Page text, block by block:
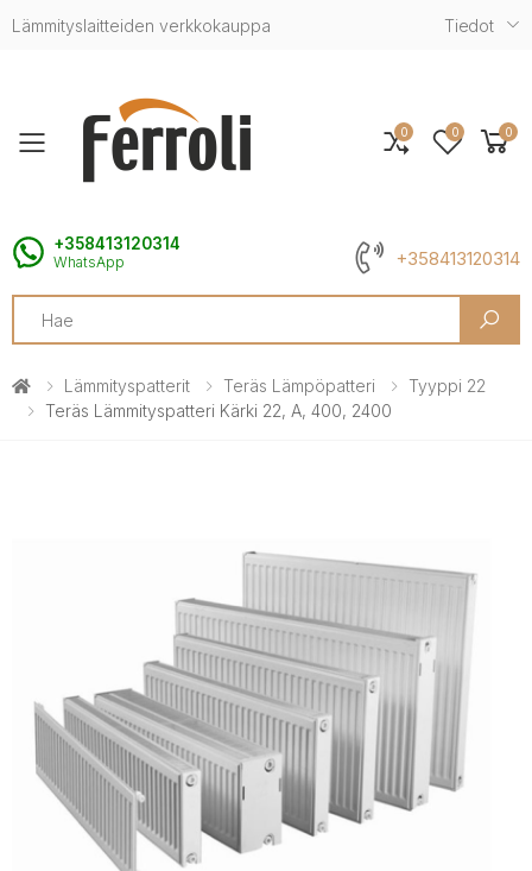
Lämmityslaitteiden verkkokauppa Tiedot
Toggle mobile menu
+358413120314
WhatsApp +358413120314
Search
0 0 0
Lämmityspatterit Teräs Lämpöpatteri
Tyyppi 22
Teräs Lämmityspatteri Kärki 22, A, 400, 2400